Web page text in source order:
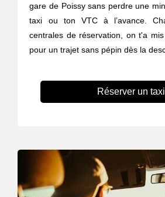
gare de Poissy sans perdre une
taxi ou ton VTC à l’avance.
centrales de réservation, on t'a
pour un trajet sans pépin dès la
Réserver un taxi